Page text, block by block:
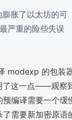
胀了以太坊的可
严重的险些失误
modexp 的包装
了这一点——观察
编译需要一个缓
了需要新加密原语